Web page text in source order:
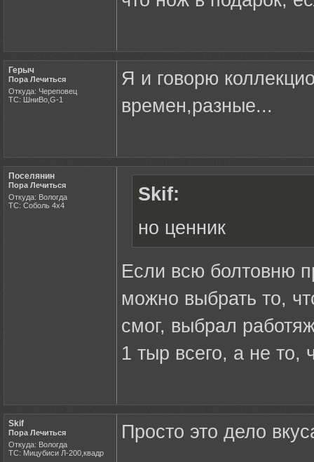
Герыч
Пора Лечиться
Откуда: Череповец
ТС: ШниВо,G-1
Я и говорю
времен,разные...
Поселянин
Пора Лечиться
Откуда: Вологда
ТС: Соболь 4х4
Skif:
но ценник
Если всю болтовню
можно выбрать то,
смог, выбрал
1 тыр всего, а не то,
Skif
Пора Лечиться
Откуда: Вологда
ТС: Мицубиси Л-200,квадр
Просто это дело